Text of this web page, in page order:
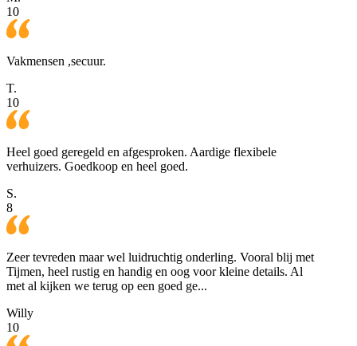
10
Vakmensen ,secuur.
T.
10
Heel goed geregeld en afgesproken. Aardige flexibele
verhuizers. Goedkoop en heel goed.
S.
8
Zeer tevreden maar wel luidruchtig onderling. Vooral blij met
Tijmen, heel rustig en handig en oog voor kleine details. Al
met al kijken we terug op een goed ge...
Willy
10